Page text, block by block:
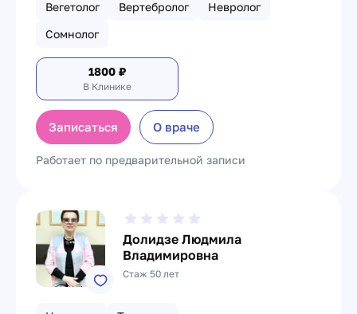
Вегетолог Вертебролог
Невролог
Сомнолог
1800 ₽
В Клинике
Записаться О враче
Работает по предварительной записи
Долидзе Людмила
Владимировна
Стаж 50 лет